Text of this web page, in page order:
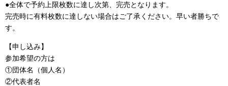
●全体で予約上限枚数に達し次第、完売となります。
完売時に有料枚数に達しない場合はご了承ください。早い者勝ちで
す。
【申し込み】
参加希望の方は
①団体名（個人名）
②代表者名